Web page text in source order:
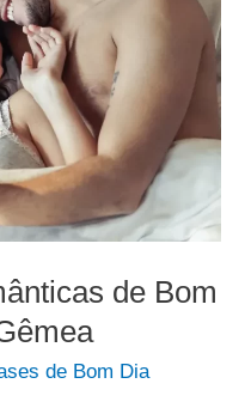
de Bom
de Bom Dia